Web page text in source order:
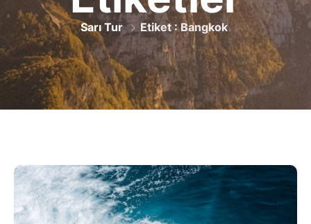
Sarı Tur Etiket : Bangkok